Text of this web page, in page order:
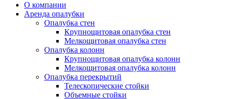
О компании
Аренда опалубки
Опалубка стен
Крупнощитовая опалубка стен
Мелкощитовая опалубка стен
Опалубка колонн
Крупнощитовая опалубка колонн
Мелкощитовая опалубка колонн
Опалубка перекрытий
Телескопические стойки
Объемные стойки